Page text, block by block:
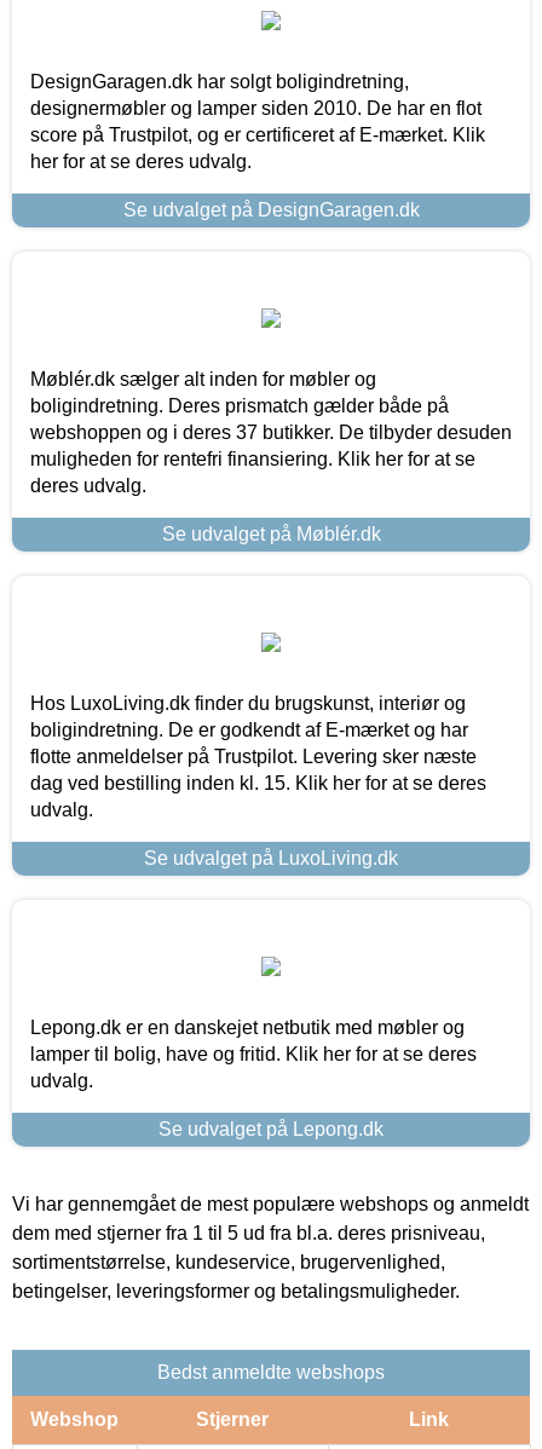
DesignGaragen.dk har solgt boligindretning,
designermøbler og lamper siden 2010. De har en flot
score på Trustpilot, og er certificeret af E-mærket. Klik
her for at se deres udvalg.
Se udvalget på DesignGaragen.dk
Møblér.dk sælger alt inden for møbler og
boligindretning. Deres prismatch gælder både på
webshoppen og i deres 37 butikker. De tilbyder desuden
muligheden for rentefri finansiering. Klik her for at se
deres udvalg.
Se udvalget på Møblér.dk
Hos LuxoLiving.dk finder du brugskunst, interiør og
boligindretning. De er godkendt af E-mærket og har
flotte anmeldelser på Trustpilot. Levering sker næste
dag ved bestilling inden kl. 15. Klik her for at se deres
udvalg.
Se udvalget på LuxoLiving.dk
Lepong.dk er en danskejet netbutik med møbler og
lamper til bolig, have og fritid. Klik her for at se deres
udvalg.
Se udvalget på Lepong.dk
Vi har gennemgået de mest populære webshops og anmeldt
dem med stjerner fra 1 til 5 ud fra bl.a. deres prisniveau,
sortimentstørrelse, kundeservice, brugervenlighed,
betingelser, leveringsformer og betalingsmuligheder.
Bedst anmeldte webshops
Webshop Stjerner Link